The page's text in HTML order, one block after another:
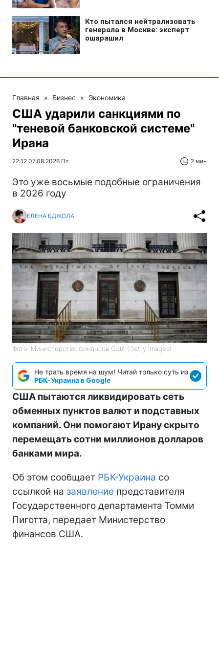
Главная » Бизнес » Экономика
США ударили санкциями по
"теневой банковской системе"
Ирана
22:12 07.08.2026 Пт 2 мин
Это уже восьмые подобные ограничения
в 2026 году
ЕЛЕНА БДЖОЛА
Фото: Министерство финансов СШA (Getty Images)
Не трать время на шум! Читай только суть из
РБК-Украина в Google
США пытаются ликвидировать сеть
обменных пунктов валют и подставных
компаний. Они помогают Ирану скрыто
перемещать сотни миллионов долларов
банками мира.
Об этом сообщает РБК-Украина со
ссылкой на заявление представителя
Государственного департамента Томми
Пиготта, передает Министерство
финансов США.